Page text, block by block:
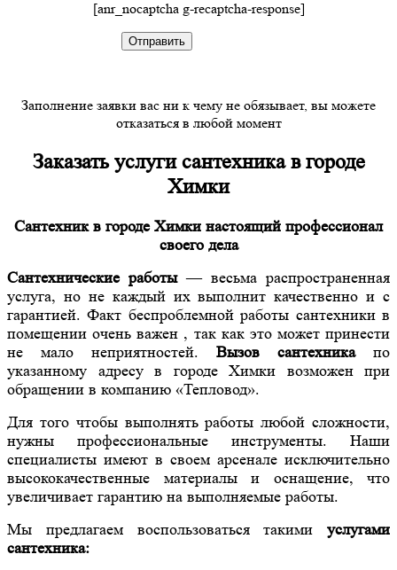
[anr_nocaptcha g-recaptcha-response]
Заполнение заявки вас ни к чему не обязывает, вы можете
отказаться в любой момент
Заказать услуги сантехника в городе
Химки
Сантехник в городе Химки настоящий профессионал
своего дела
Сантехнические работы— весьма распространенная
услуга, но не каждый их выполнит качественно и с
гарантией. Факт беспроблемной работы сантехники в
помещении очень важен , так как это может принести
не мало неприятностей. Вызов сантехникапо
указанному адресу в городе Химки возможен при
обращении в компанию «Тепловод».
Для того чтобы выполнять работы любой сложности,
нужны профессиональные инструменты. Наши
специалисты имеют в своем арсенале исключительно
высококачественные материалы и оснащение, что
увеличивает гарантию на выполняемые работы.
Мы предлагаем воспользоваться такими услугами
сантехника: